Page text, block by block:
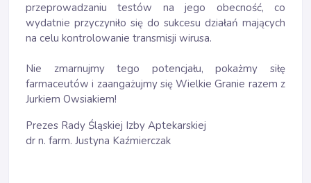
przeprowadzaniu testów na jego obecność, co
wydatnie przyczyniło się do sukcesu działań mających
na celu kontrolowanie transmisji wirusa.
Nie zmarnujmy tego potencjału, pokażmy siłę
farmaceutów i zaangażujmy się Wielkie Granie razem z
Jurkiem Owsiakiem!
Prezes Rady Śląskiej Izby Aptekarskiej
dr n. farm. Justyna Kaźmierczak